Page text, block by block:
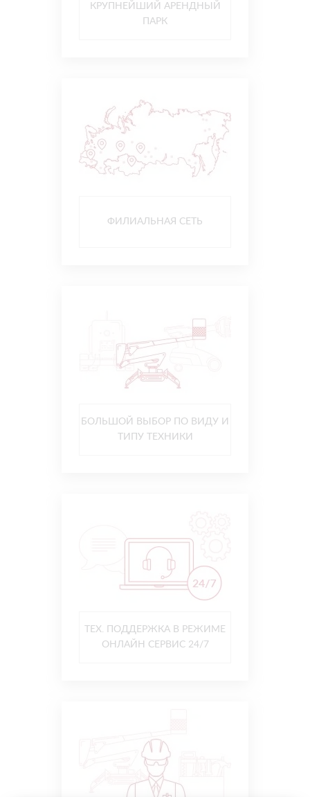
КРУПНЕЙШИЙ АРЕНДНЫЙ
ПАРК
ФИЛИАЛЬНАЯ СЕТЬ
БОЛЬШОЙ ВЫБОР ПО ВИДУ И
ТИПУ ТЕХНИКИ
ТЕХ. ПОДДЕРЖКА В РЕЖИМЕ
ОНЛАЙН СЕРВИС 24/7